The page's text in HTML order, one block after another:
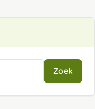
Zoek